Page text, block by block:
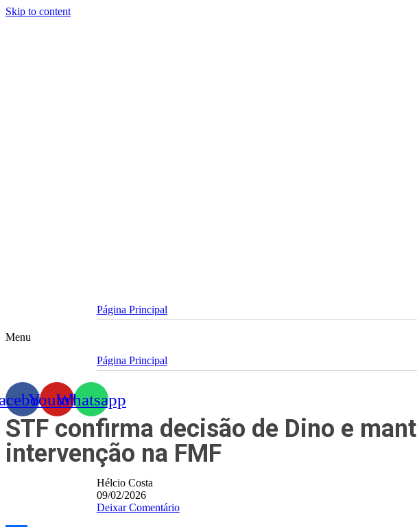
Skip to content
Página Principal
Menu
Página Principal
YoutubeWhatsapp
STF confirma decisão de Dino e
intervenção na FMF
Hélcio Costa
09/02/2026
Deixar Comentário